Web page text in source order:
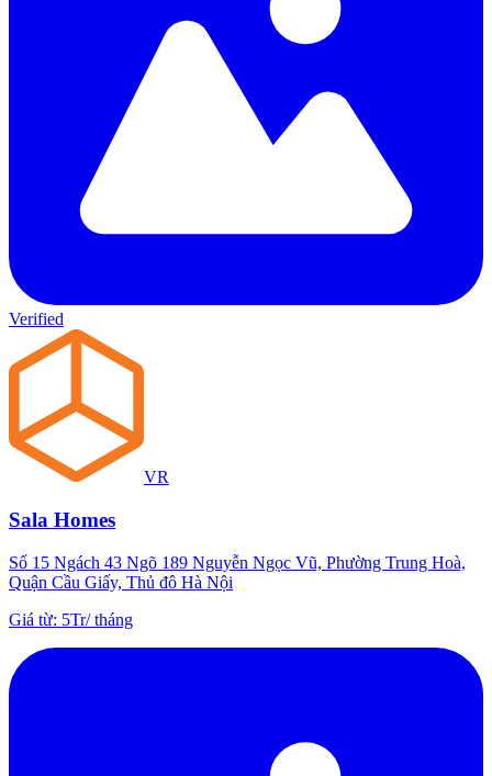
Verified
VR
Sala Homes
Số 15 Ngách 43 Ngõ 189 Nguyễn Ngọc Vũ, Phường Trung Hoà,
Quận Cầu Giấy, Thủ đô Hà Nội
Giá từ: 5Tr/tháng